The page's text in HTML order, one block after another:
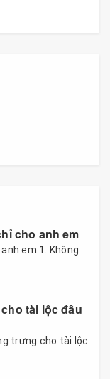
cho anh em
em 1. Không
tài lộc đầu
trưng cho tài lộc